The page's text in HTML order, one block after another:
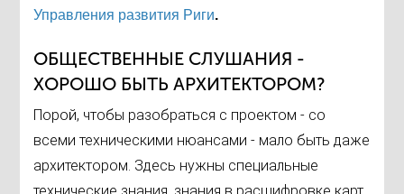
Управления развития Риги.
ОБЩЕСТВЕННЫЕ СЛУШАНИЯ -
ХОРОШО БЫТЬ АРХИТЕКТОРОМ?
Порой, чтобы разобраться с проектом - со
всеми техническими нюансами - мало быть даже
архитектором. Здесь нужны специальные